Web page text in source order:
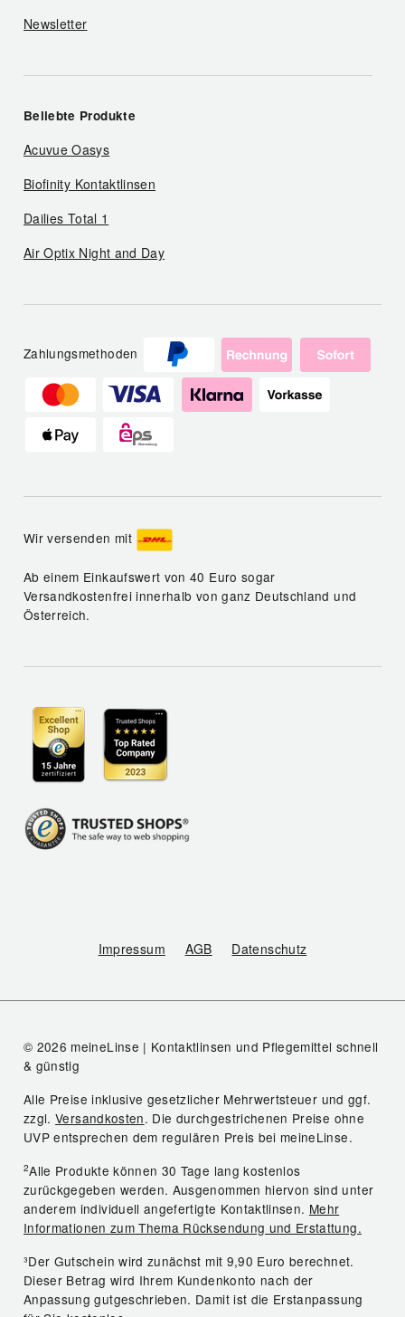
Newsletter
Beliebte Produkte
Acuvue Oasys
Biofinity Kontaktlinsen
Dailies Total 1
Air Optix Night and Day
Zahlungsmethoden
Wir versenden mit
Ab einem Einkaufswert von 40 Euro sogar
Versandkostenfrei innerhalb von ganz Deutschland und
Österreich.
Impressum AGB Datenschutz
© 2026 meineLinse | Kontaktlinsen und Pflegemittel schnell
& günstig
Alle Preise inklusive gesetzlicher Mehrwertsteuer und ggf.
zzgl.Versandkosten. Die durchgestrichenen Preise ohne
UVP entsprechen dem regulären Preis bei meineLinse.
2Alle Produkte können 30 Tage lang kostenlos
zurückgegeben werden. Ausgenommen hiervon sind unter
anderem individuell angefertigte Kontaktlinsen. Mehr
Informationen zum Thema Rücksendung und Erstattung.
³Der Gutschein wird zunächst mit 9,90 Euro berechnet.
Dieser Betrag wird Ihrem Kundenkonto nach der
Anpassung gutgeschrieben. Damit ist die Erstanpassung